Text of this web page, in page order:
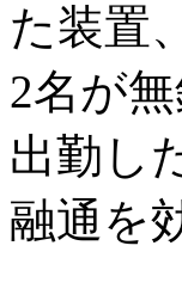
た装置
2名が
出勤し
融通を